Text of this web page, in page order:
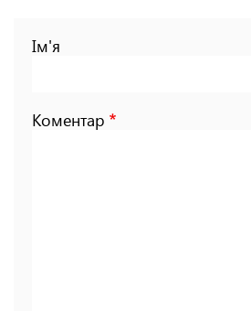
Ім'я
Коментар